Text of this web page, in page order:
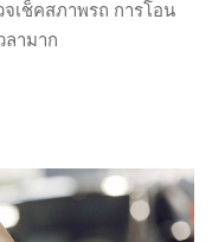
จเช็คสภาพรถ การโอน
ลามาก